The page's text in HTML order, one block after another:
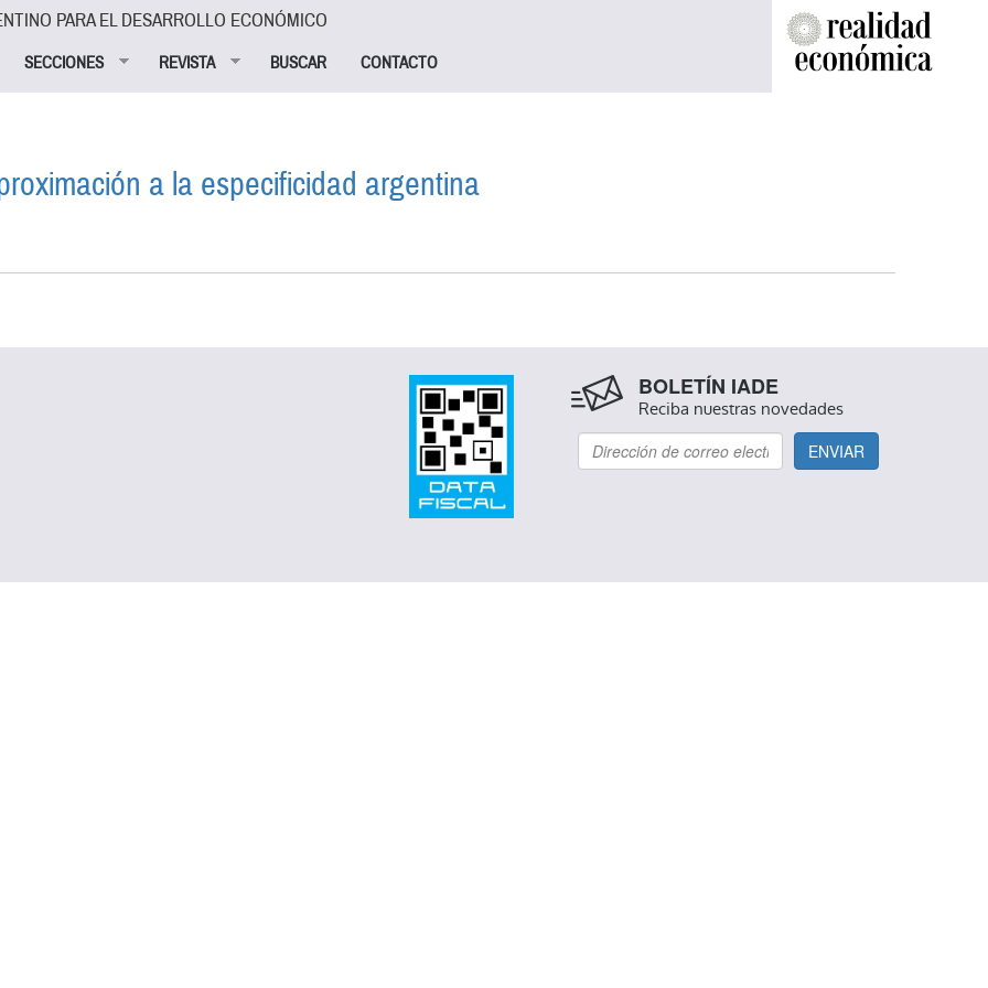
PARA EL DESARROLLO ECONÓMICO
SECCIONES REVISTA BUSCAR CONTACTO
a la especificidad argentina
BOLETÍN IADE
Reciba nuestras novedades
ENVIAR